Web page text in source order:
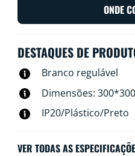
ONDE
DESTAQUES DE
Branco regulável
Dimensões:
IP20/Plástico/Preto
VER TODAS AS